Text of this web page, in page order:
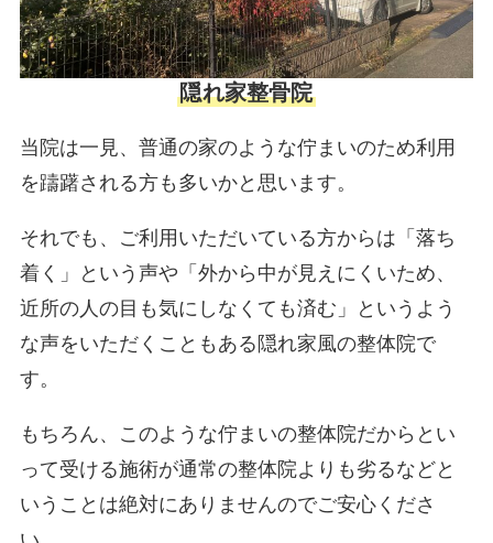
隠れ家整骨院
当院は一見、普通の家のような佇まいのため利用
を躊躇される方も多いかと思います。
それでも、ご利用いただいている方からは「落ち
着く」という声や「外から中が見えにくいため、
近所の人の目も気にしなくても済む」というよう
な声をいただくこともある隠れ家風の整体院で
す。
もちろん、このような佇まいの整体院だからとい
って受ける施術が通常の整体院よりも劣るなどと
いうことは絶対にありませんのでご安心くださ